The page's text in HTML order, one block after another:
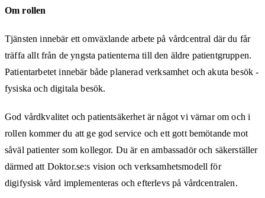
Om rollen
Tjänsten innebär ett omväxlande arbete på vårdcentral där du får
träffa allt från de yngsta patienterna till den äldre patientgruppen.
Patientarbetet innebär både planerad verksamhet och akuta besök -
fysiska och digitala besök.
God vårdkvalitet och patientsäkerhet är något vi värnar om och i
rollen kommer du att ge god service och ett gott bemötande mot
såväl patienter som kollegor. Du är en ambassadör och säkerställer
därmed att Doktor.se:s vision och verksamhetsmodell för
digifysisk vård implementeras och efterlevs på vårdcentralen.